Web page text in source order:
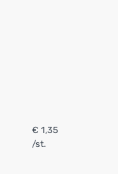
€ 1,35
/st.